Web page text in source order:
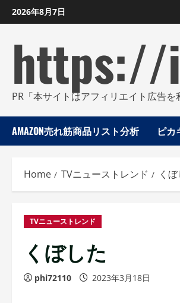
Skip
to
2026年8月7日
https://
PR「本サイトはアフィリエイト広告を
AMAZON売れ筋商品リスト分析 ピカ
Home TVニューストレンド く
TVニューストレンド
くぼした
phi72110 2023年3月18日